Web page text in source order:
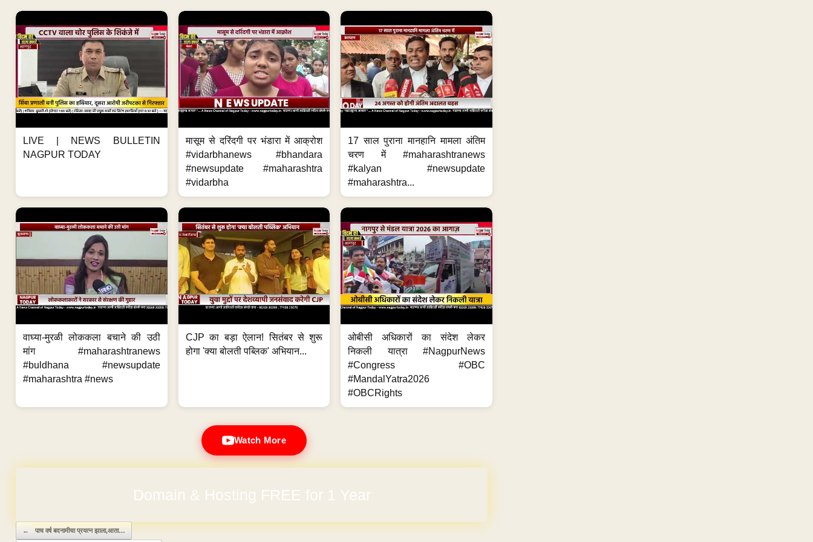
LIVE | NEWS BULLETIN
NAGPUR TODAY
मासूम से दरिंदगी पर भंडारा में आक्रोश
#vidarbhanews #bhandara
#newsupdate #maharashtra
#vidarbha
17 साल पुराना मानहानि मामला अंतिम
चरण में #maharashtranews
#kalyan #newsupdate
#maharashtra...
वाघ्या-मुरळी लोककला बचाने की उठी
मांग #maharashtranews
#buldhana #newsupdate
#maharashtra #news
CJP का बड़ा ऐलान! सितंबर से शुरू
होगा 'क्या बोलती पब्लिक' अभियान...
ओबीसी अधिकारों का संदेश लेकर
निकली यात्रा #NagpurNews
#Congress #OBC
#MandalYatra2026
#OBCRights
Watch More
Domain & Hosting FREE for 1 Year
Post navigation
← पाच वर्ष बदनामीचा प्रयत्न झाला,आता…